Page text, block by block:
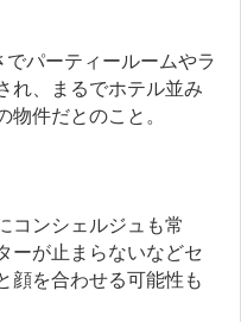
パーティールームやラ
れ、まるでホテル並み
件だとのこと。
コンシェルジュも常
ーが止まらないなどセ
顔を合わせる可能性も